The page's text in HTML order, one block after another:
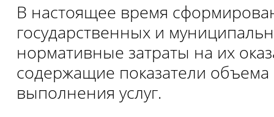
В настоящее время
государственных и
нормативные затраты на их
содержащие показатели объема
выполнения услуг.